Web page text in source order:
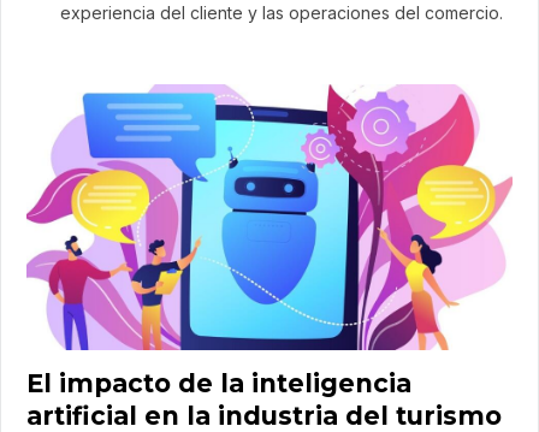
experiencia del cliente y las operaciones del comercio.
El impacto de la inteligencia
artificial en la industria del turismo